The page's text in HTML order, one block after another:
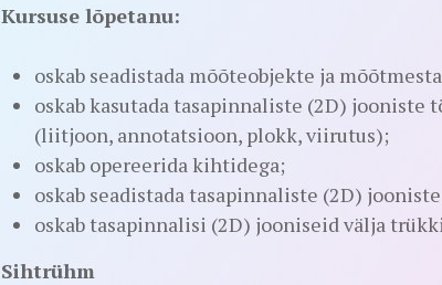
Kursuse lõpetanu:
oskab seadistada mõõteobjekte ja
oskab kasutada tasapinnaliste (2D)
(liitjoon, annotatsioon, plokk, viirutus);
oskab opereerida kihtidega;
oskab seadistada tasapinnaliste (2D)
oskab tasapinnalisi (2D) jooniseid välja
Sihtrühm